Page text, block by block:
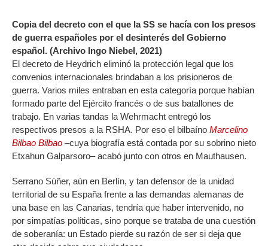
Copia del decreto con el que la SS se hacía con los presos
de guerra españoles por el desinterés del Gobierno
español. (Archivo Ingo Niebel, 2021)
El decreto de Heydrich eliminó la protección legal que los
convenios internacionales brindaban a los prisioneros de
guerra. Varios miles entraban en esta categoría porque habían
formado parte del Ejército francés o de sus batallones de
trabajo. En varias tandas la Wehrmacht entregó los
respectivos presos a la RSHA. Por eso el bilbaíno Marcelino
Bilbao Bilbao –cuya biografía está contada por su sobrino nieto
Etxahun Galparsoro– acabó junto con otros en Mauthausen.
Serrano Súñer, aún en Berlín, y tan defensor de la unidad
territorial de su España frente a las demandas alemanas de
una base en las Canarias, tendría que haber intervenido, no
por simpatías políticas, sino porque se trataba de una cuestión
de soberanía: un Estado pierde su razón de ser si deja que